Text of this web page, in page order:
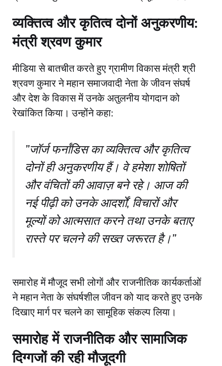
व्यक्तित्व और कृतित्व दोनों अनुकरणीय:
मंत्री श्रवण कुमार
​मीडिया से बातचीत करते हुए ग्रामीण विकास मंत्री श्री
श्रवण कुमार ने महान समाजवादी नेता के जीवन संघर्ष
और देश के विकास में उनके अतुलनीय योगदान को
रेखांकित किया। उन्होंने कहा:
​”जॉर्ज फर्नांडिस का व्यक्तित्व और कृतित्व
दोनों ही अनुकरणीय हैं। वे हमेशा शोषितों
और वंचितों की आवाज़ बने रहे। आज की
नई पीढ़ी को उनके आदर्शों, विचारों और
मूल्यों को आत्मसात करने तथा उनके बताए
रास्ते पर चलने की सख्त जरूरत है।”
​समारोह में मौजूद सभी लोगों और राजनीतिक कार्यकर्ताओं
ने महान नेता के संघर्षशील जीवन को याद करते हुए उनके
दिखाए मार्ग पर चलने का सामूहिक संकल्प लिया।
समारोह में राजनीतिक और सामाजिक
दिग्गजों की रही मौजूदगी